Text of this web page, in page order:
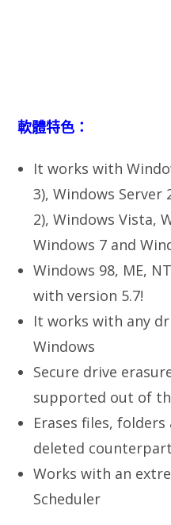
軟體特色：
It works with
3), Windows Server
2), Windows Vista,
Windows 7 and
Windows 98, ME,
with version 5.7!
It works with any
Windows
Secure drive
supported out of
Erases files,
deleted
Works with an
Scheduler